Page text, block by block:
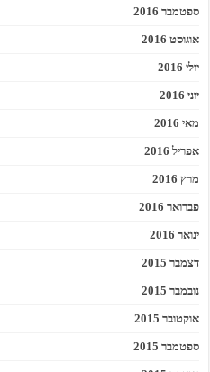
ספטמבר 2016
אוגוסט 2016
יולי 2016
יוני 2016
מאי 2016
אפריל 2016
מרץ 2016
פברואר 2016
ינואר 2016
דצמבר 2015
נובמבר 2015
אוקטובר 2015
ספטמבר 2015